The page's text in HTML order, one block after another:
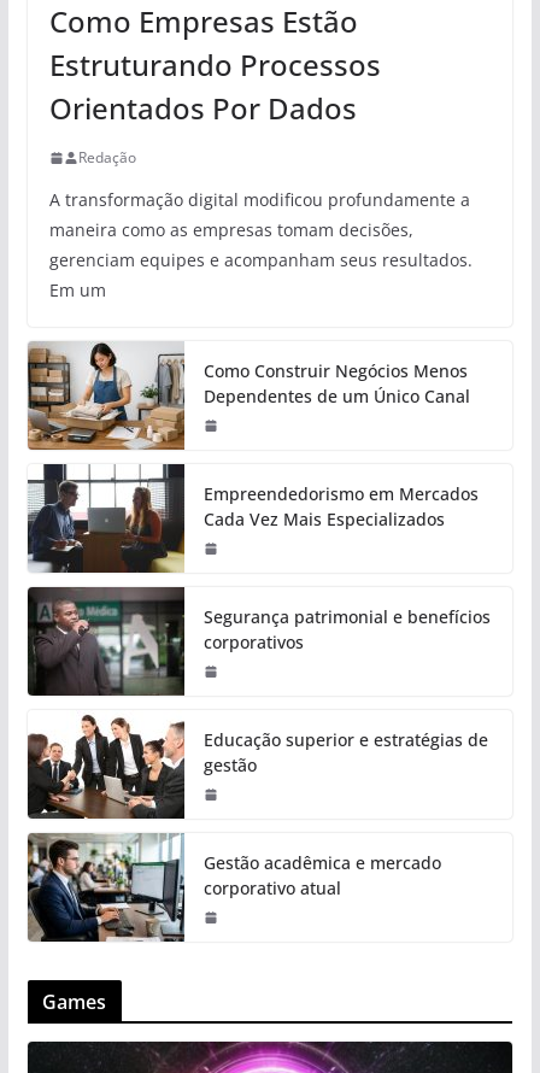
Como Empresas Estão
Estruturando Processos
Orientados Por Dados
Redação
A transformação digital modificou profundamente a
maneira como as empresas tomam decisões,
gerenciam equipes e acompanham seus resultados.
Em um
Como Construir Negócios Menos
Dependentes de um Único Canal
Empreendedorismo em Mercados
Cada Vez Mais Especializados
Segurança patrimonial e benefícios
corporativos
Educação superior e estratégias de
gestão
Gestão acadêmica e mercado
corporativo atual
Games